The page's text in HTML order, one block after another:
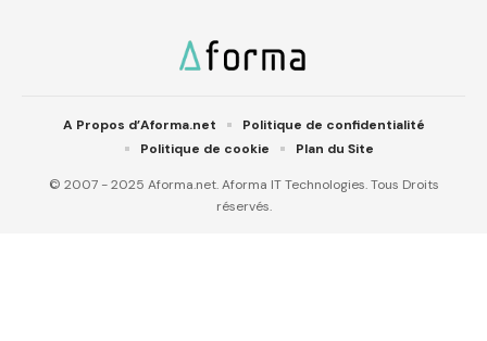
© 2007 - 2025 Aforma.net. Aforma IT Technologies. Tous Droits
réservés.
A Propos d’Aforma.net
Politique de confidentialité
Politique de cookie
Plan du Site